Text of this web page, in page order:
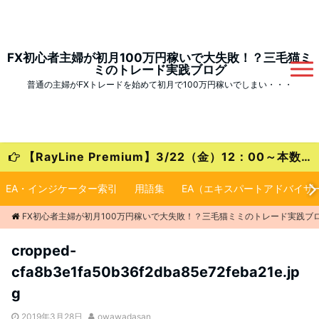
FX初心者主婦が初月100万円稼いで大失敗！？三毛猫ミ
ミのトレード実践ブログ
普通の主婦がFXトレードを始めて初月で100万円稼いでしまい・・・
【RayLine Premium】3/22（金）12：00～本数限定の大特価キャンペーンが始まります！
EA・インジケーター索引 用語集 EA（エキスパートアドバイザ
FX初心者主婦が初月100万円稼いで大失敗！？三毛猫ミミのトレード実践ブ
cropped-
cfa8b3e1fa50b36f2dba85e72feba21e.jp
g
2019年3月28日 owawadasan